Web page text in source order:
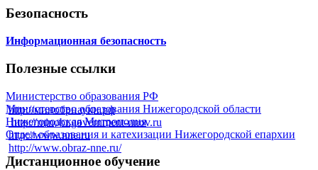
Безопасность
Информационная безопасность
Полезные ссылки
Министерство образования РФ
http://минобрнауки.рф
Министерство образования Нижегородской области
http://minobr.government-nnov.ru
Нижегородская Митрополия
http://www.nne.ru
Отдел образования и катехизации Нижегородской епархии
http://www.obraz-nne.ru/
Дистанционное обучение